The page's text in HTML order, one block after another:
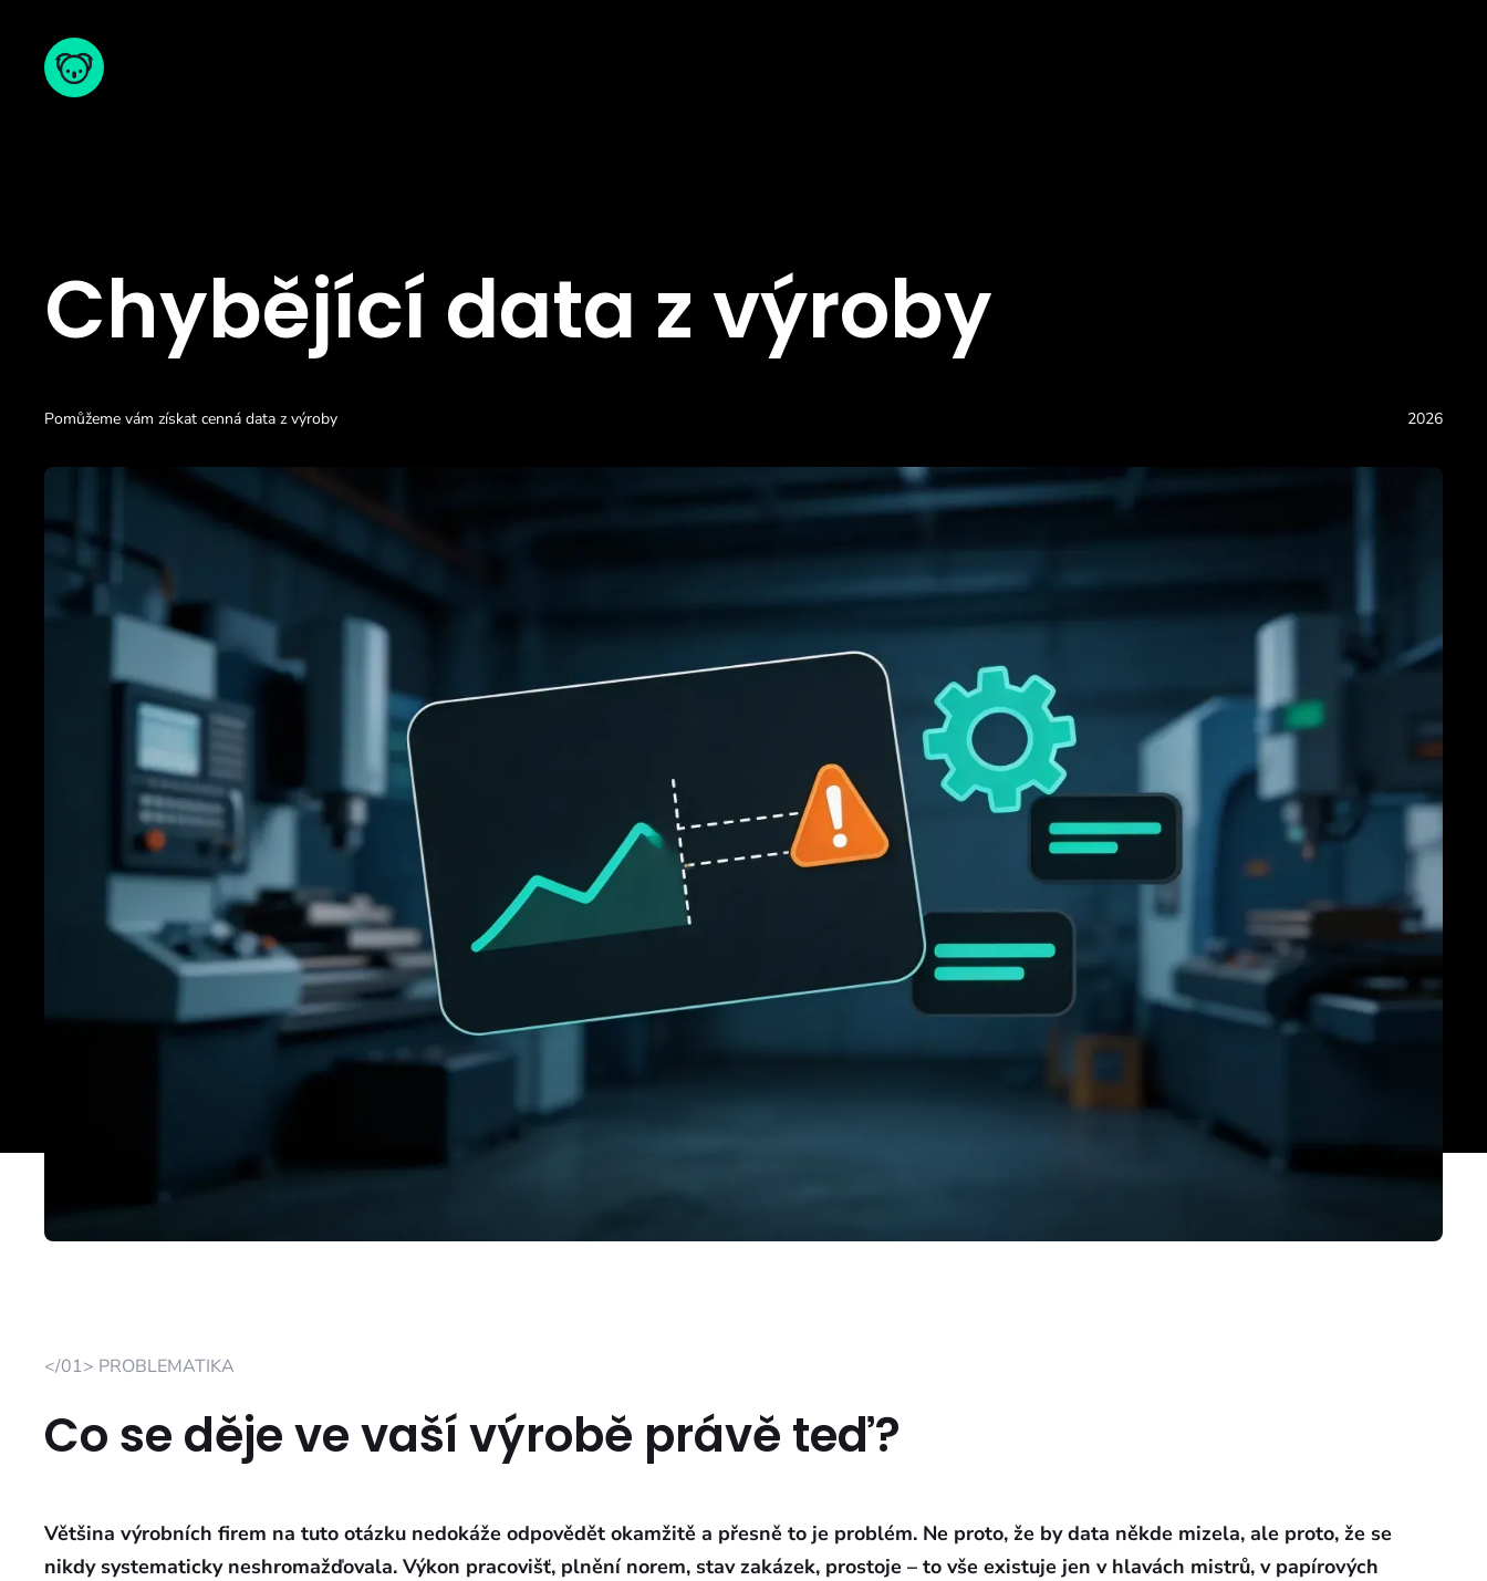
Chybějící data z výroby
Pomůžeme vám získat cenná data z výroby 2026
</01> PROBLEMATIKA
Co se děje ve vaší výrobě právě teď?
Většina výrobních firem na tuto otázku nedokáže odpovědět okamžitě a přesně to je problém. Ne proto, že by data někde mizela, ale proto, že se
nikdy systematicky neshromažďovala. Výkon pracovišť, plnění norem, stav zakázek, prostoje – to vše existuje jen v hlavách mistrů, v papírových